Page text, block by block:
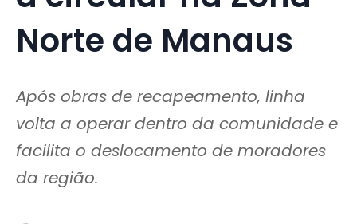
Norte de Manaus
Após obras de recapeamento, linha
volta a operar dentro da comunidade e
facilita o deslocamento de moradores
da região.